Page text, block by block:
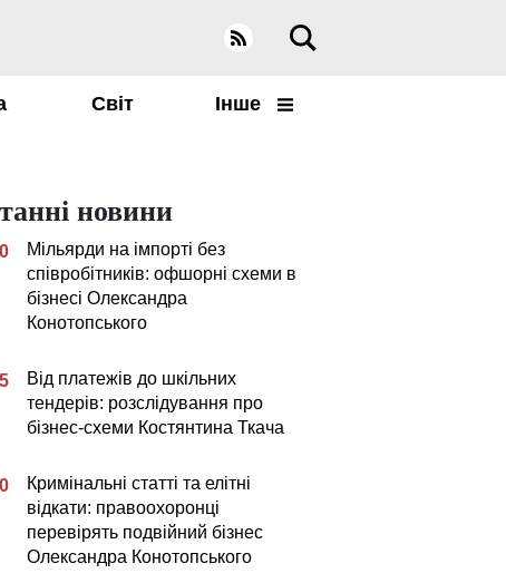
Світ Інше
новини
Мільярди на імпорті без
співробітників: офшорні схеми в
бізнесі Олександра
Конотопського
Від платежів до шкільних
тендерів: розслідування про
бізнес-схеми Костянтина Ткача
Кримінальні статті та елітні
відкати: правоохоронці
перевірять подвійний бізнес
Олександра Конотопського